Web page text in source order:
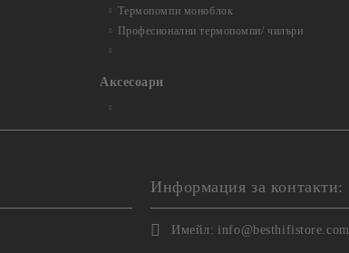
Термопомпи моноблок
Професионални термопомпи/ чилъри
Аксесоари
Информация за контакти:
Имейл: info@besthifistore.com